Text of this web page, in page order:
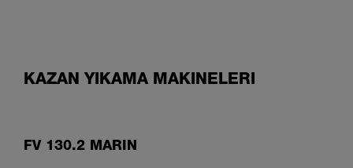
KAZAN YIKAMA MAKINELERI
FV 130.2 MARIN